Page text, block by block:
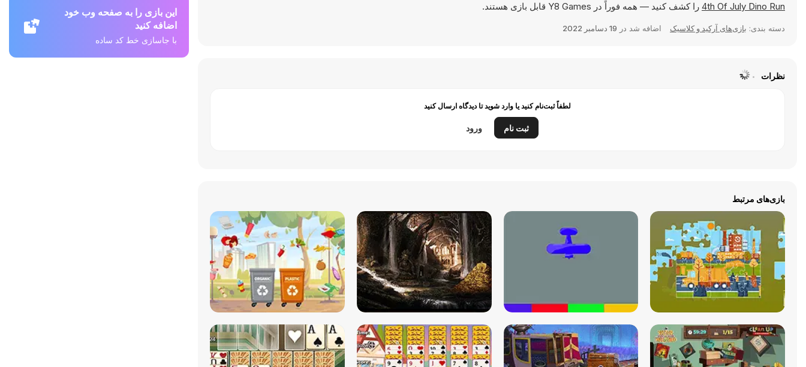
4th Of July Dino Run
را کشف کنید — همه فوراً در Y8 Games قابل بازی هستند.
دسته بندی: بازی‌های آرکید و کلاسیک اضافه شد در 19 دسامبر 2022
نظرات
لطفاً ثبت‌نام کنید یا وارد شوید تا دیدگاه ارسال کنید
ثبت نام ورود
بازی‌های مرتبط
این بازی را به صفحه وب خود
اضافه کنید
با جاسازی خط کد ساده